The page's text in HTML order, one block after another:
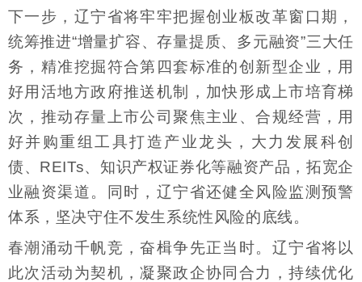
下一步，辽宁省将牢牢把握创业板改革窗口期，
统筹推进“增量扩容、存量提质、多元融资”三大任
务，精准挖掘符合第四套标准的创新型企业，用
好用活地方政府推送机制，加快形成上市培育梯
次，推动存量上市公司聚焦主业、合规经营，用
好并购重组工具打造产业龙头，大力发展科创
债、REITs、知识产权证券化等融资产品，拓宽企
业融资渠道。同时，辽宁省还健全风险监测预警
体系，坚决守住不发生系统性风险的底线。
春潮涌动千帆竞，奋楫争先正当时。辽宁省将以
此次活动为契机，凝聚政企协同合力，持续优化